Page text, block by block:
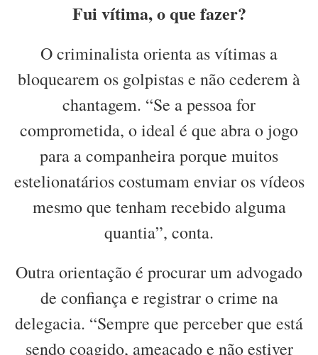
Fui vítima, o que fazer?
O criminalista orienta as vítimas a
bloquearem os golpistas e não cederem à
chantagem. “Se a pessoa for
comprometida, o ideal é que abra o jogo
para a companheira porque muitos
estelionatários costumam enviar os vídeos
mesmo que tenham recebido alguma
quantia”, conta.
Outra orientação é procurar um advogado
de confiança e registrar o crime na
delegacia. “Sempre que perceber que está
sendo coagido, ameaçado e não estiver